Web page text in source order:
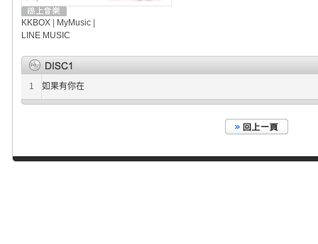
KKBOX MyMusic
LINE MUSIC
1 如果有你在